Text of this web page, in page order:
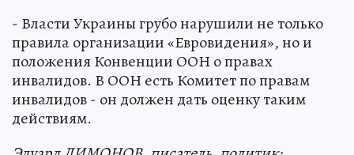
- Власти Украины грубо нарушили не только
правила организации «Евровидения», но и
положения Конвенции ООН о правах
инвалидов. В ООН есть Комитет по правам
инвалидов - он должен дать оценку таким
действиям.